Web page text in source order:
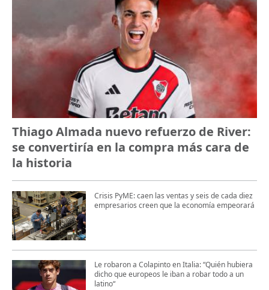
Thiago Almada nuevo refuerzo de River:
se convertiría en la compra más cara de
la historia
Crisis PyME: caen las ventas y seis de cada diez
empresarios creen que la economía empeorará
Le robaron a Colapinto en Italia: “Quién hubiera
dicho que europeos le iban a robar todo a un
latino“